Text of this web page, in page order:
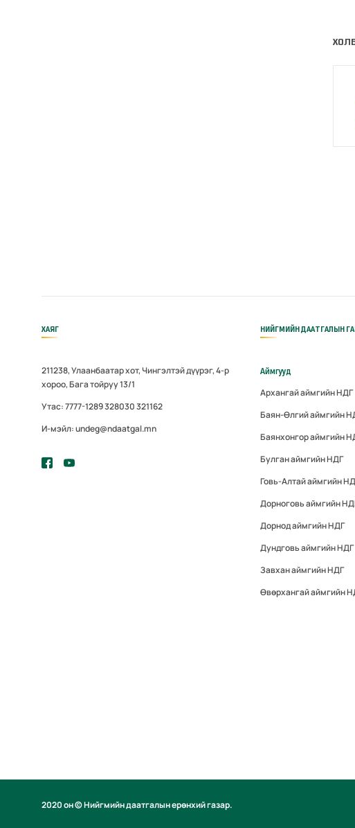
ХАЯГ
211238, Улаанбаатар хот, Чингэлтэй дүүрэг, 4-р
хороо, Бага тойруу 13/1
Утас: 7777-1289 328030 321162
И-мэйл: undeg@ndaatgal.mn
НИЙГМИЙН ДААТГАЛЫН
Аймгууд
Архангай аймгийн НДГ
Баян-Өлгий аймгийн
Баянхонгор аймгийн
Булган аймгийн НДГ
Говь-Алтай аймгийн
Дорноговь аймгийн
Дорнод аймгийн НДГ
Дундговь аймгийн НДГ
Завхан аймгийн НДГ
Өвөрхангай аймгийн
2020 он © Нийгмийн даатгалын ерөнхий газар.